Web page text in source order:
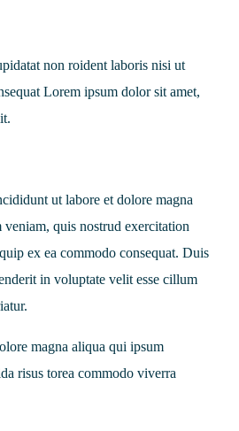
non roident laboris nisi ut
Lorem ipsum dolor sit amet,
ut labore et dolore magna
quis nostrud exercitation
ex ea commodo consequat. Duis
in voluptate velit esse cillum
magna aliqua qui ipsum
risus torea commodo viverra